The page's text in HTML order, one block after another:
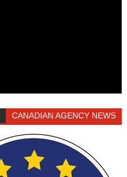
CANADIAN AGENCY NEWS